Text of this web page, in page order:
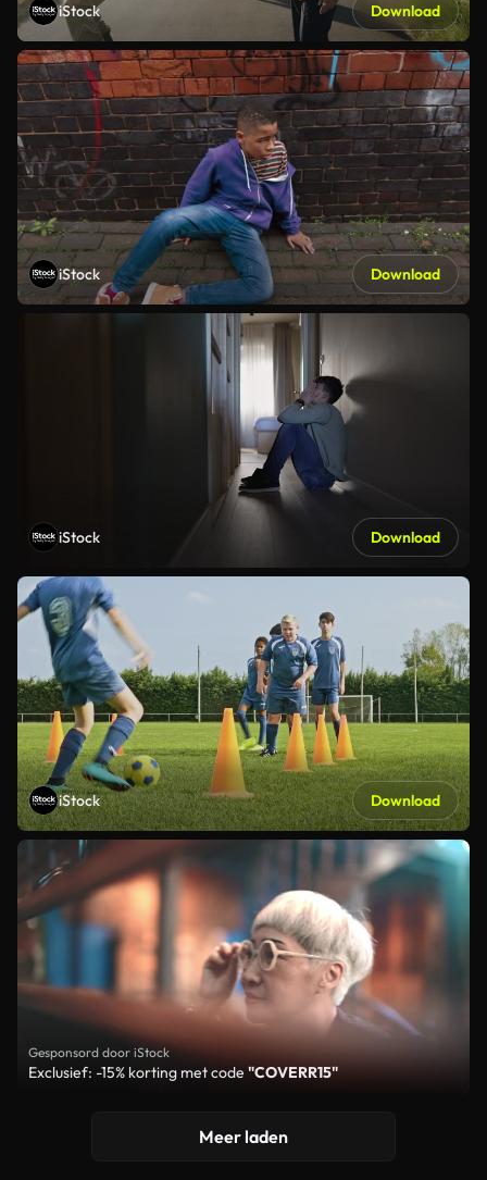
iStock Download
iStock Download
iStock Download
iStock Download
Gesponsord door iStock
Exclusief: -15% korting met code "COVERR15"
Meer laden